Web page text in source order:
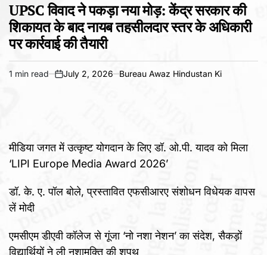
UPSC विवाद ने पकड़ा नया मोड़: केंद्र सरकार की
शिकायत के बाद नायब तहसीलदार स्तर के अधिकारी
पर कार्रवाई की तैयारी
Estimated
1 min read
on
July 2, 2026 Bureau Awaz Hindustan Ki
मीडिया जगत में उत्कृष्ट योगदान के लिए डॉ. ओ.पी. यादव को मिला
‘LIPI Europe Media Award 2026’
डॉ. के. ए. पॉल बोले, प्रस्तावित एफसीआरए संशोधन विधेयक वापस
लें मोदी
एमसीएम डीएवी कॉलेज से गूंजा ‘नो नशा नेशन’ का संदेश, सैकड़ों
विद्यार्थियों ने ली नशामुक्ति की शपथ